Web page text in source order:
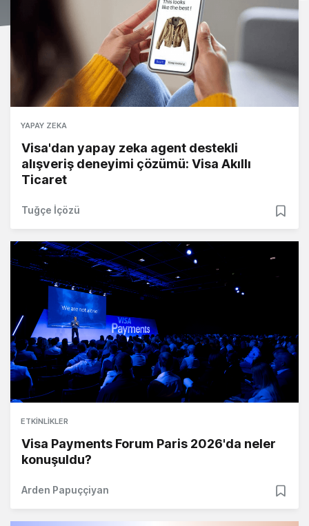
YAPAY ZEKA
Visa'dan yapay zeka agent destekli
alışveriş deneyimi çözümü: Visa Akıllı
Ticaret
Tuğçe İçözü
ETKINLIKLER
Visa Payments Forum Paris 2026'da neler
konuşuldu?
Arden Papuççiyan